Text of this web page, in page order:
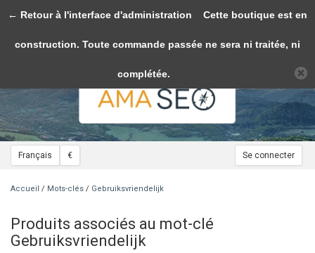
Français € Se connecter
Toggle
Accueil / Mots-clés / Gebruiksvriendelijk
Produits associés au mot-clé
Gebruiksvriendelijk
Veuillez accepter les cookies afin de rendre ce site plus fonctionnel. D'accord?
← Retour à l'interface d'administration Cette boutique est en
construction. Toute commande passée ne sera ni traitée, ni
complétée.